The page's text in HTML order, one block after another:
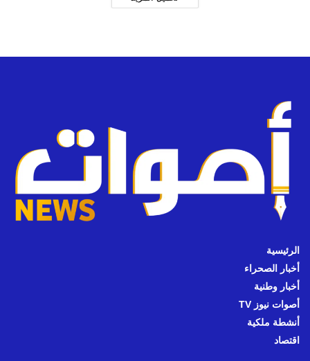
الرئيسية
أخبار الصحراء
أخبار وطنية
أصوات نيوز TV
أنشطة ملكية
اقتصاد